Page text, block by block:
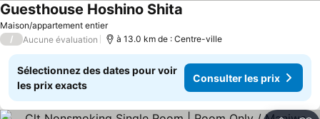
Maison/appartement entier
Guesthouse Hoshino Shita
/ Aucune évaluation à 13.0 km de : Centre-ville
Sélectionnez des dates pour voir
les prix exacts
Consulter les prix